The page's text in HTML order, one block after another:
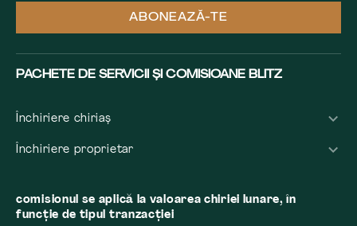
ABONEAZĂ-TE
PACHETE DE SERVICII ȘI COMISIOANE BLITZ
Închiriere chiriaș
Închiriere proprietar
comisionul se aplică la valoarea chiriei lunare, în
funcție de tipul tranzacției